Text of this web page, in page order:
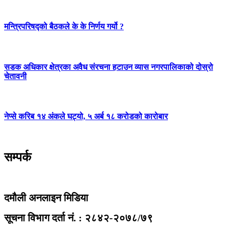
मन्त्रिपरिषद्को बैठकले के के निर्णय गर्यो ?
सडक अधिकार क्षेत्रका अवैध संरचना हटाउन व्यास नगरपालिकाको दोस्रो
चेतावनी
नेप्से करिब १४ अंकले घट्यो, ५ अर्ब १८ करोडको कारोबार
सम्पर्क
दमौली अनलाइन मिडिया
सूचना विभाग दर्ता नं. : २८४२-२०७८/७९